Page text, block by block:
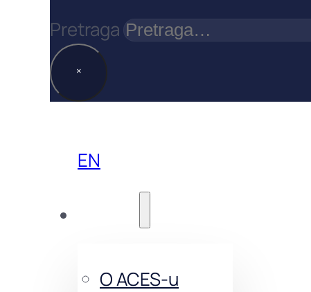
Pretraga
×
EN
O ACES-u